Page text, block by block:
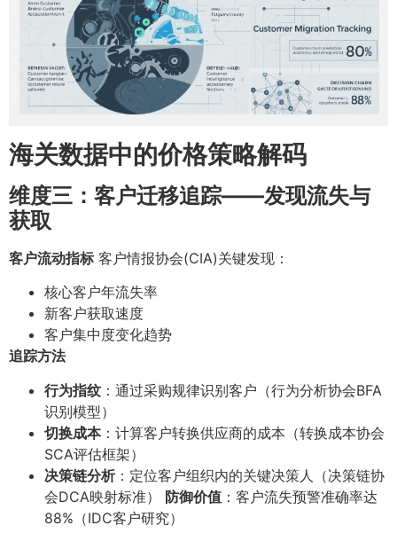
海关数据中的价格策略解码
维度三：客户迁移追踪——发现流失与
获取
客户流动指标客户情报协会(CIA)关键发现：
核心客户年流失率
新客户获取速度
客户集中度变化趋势
追踪方法
行为指纹 ：通过采购规律识别客户（行为分析协会BFA
识别模型）
切换成本：计算客户转换供应商的成本（转换成本协会
SCA评估框架）
决策链分析：定位客户组织内的关键决策人（决策链协
会DCA映射标准） 防御价值 ：客户流失预警准确率达
88%（IDC客户研究）